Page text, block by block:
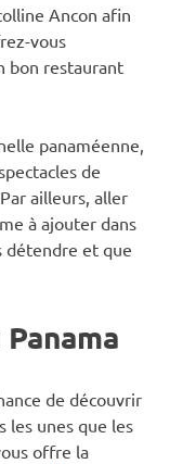
Ancon afin
vous
bon restaurant
panaméenne,
de
ailleurs, aller
à ajouter dans
détendre et que
de découvrir
les unes que les
offre la